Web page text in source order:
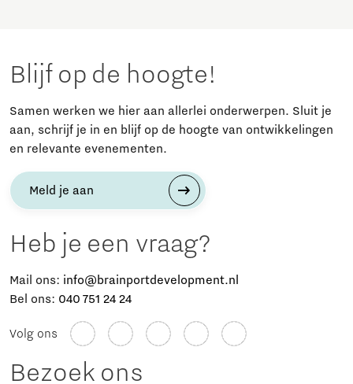
Blijf op de hoogte!
Samen werken we hier aan allerlei onderwerpen. Sluit je
aan, schrijf je in en blijf op de hoogte van ontwikkelingen
en relevante evenementen.
Meld je aan
Heb je een vraag?
Mail ons: info@brainportdevelopment.nl
Bel ons: 040 751 24 24
Volg ons
Bezoek ons